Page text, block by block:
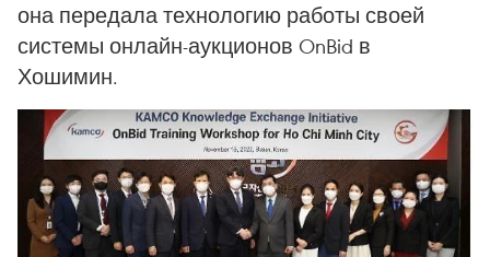
она передала технологию работы своей
системы онлайн-аукционов OnBid в
Хошимин.